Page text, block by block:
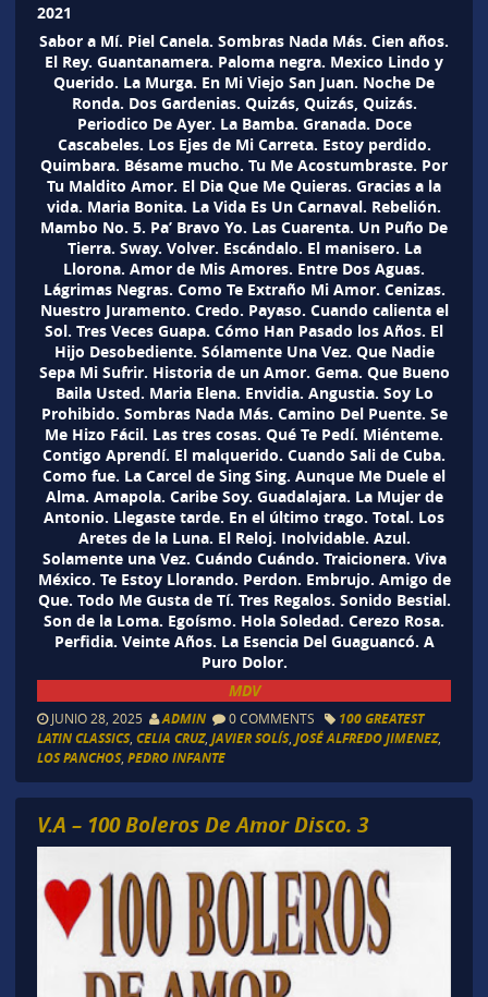
2021
Sabor a Mí. Piel Canela. Sombras Nada Más. Cien años.
El Rey. Guantanamera. Paloma negra. Mexico Lindo y
Querido. La Murga. En Mi Viejo San Juan. Noche De
Ronda. Dos Gardenias. Quizás, Quizás, Quizás.
Periodico De Ayer. La Bamba. Granada. Doce
Cascabeles. Los Ejes de Mi Carreta. Estoy perdido.
Quimbara. Bésame mucho. Tu Me Acostumbraste. Por
Tu Maldito Amor. El Dia Que Me Quieras. Gracias a la
vida. Maria Bonita. La Vida Es Un Carnaval. Rebelión.
Mambo No. 5. Pa’ Bravo Yo. Las Cuarenta. Un Puño De
Tierra. Sway. Volver. Escándalo. El manisero. La
Llorona. Amor de Mis Amores. Entre Dos Aguas.
Lágrimas Negras. Como Te Extraño Mi Amor. Cenizas.
Nuestro Juramento. Credo. Payaso. Cuando calienta el
Sol. Tres Veces Guapa. Cómo Han Pasado los Años. El
Hijo Desobediente. Sólamente Una Vez. Que Nadie
Sepa Mi Sufrir. Historia de un Amor. Gema. Que Bueno
Baila Usted. Maria Elena. Envidia. Angustia. Soy Lo
Prohibido. Sombras Nada Más. Camino Del Puente. Se
Me Hizo Fácil. Las tres cosas. Qué Te Pedí. Miénteme.
Contigo Aprendí. El malquerido. Cuando Sali de Cuba.
Como fue. La Carcel de Sing Sing. Aunque Me Duele el
Alma. Amapola. Caribe Soy. Guadalajara. La Mujer de
Antonio. Llegaste tarde. En el último trago. Total. Los
Aretes de la Luna. El Reloj. Inolvidable. Azul.
Solamente una Vez. Cuándo Cuándo. Traicionera. Viva
México. Te Estoy Llorando. Perdon. Embrujo. Amigo de
Que. Todo Me Gusta de Tí. Tres Regalos. Sonido Bestial.
Son de la Loma. Egoísmo. Hola Soledad. Cerezo Rosa.
Perfidia. Veinte Años. La Esencia Del Guaguancó. A
Puro Dolor.
MDV
JUNIO 28, 2025 ADMIN 0 COMMENTS
100 GREATEST
LATIN CLASSICS, CELIA CRUZ, JAVIER SOLÍS, JOSÉ ALFREDO JIMENEZ,
LOS PANCHOS, PEDRO INFANTE
V.A – 100 Boleros De Amor Disco. 3